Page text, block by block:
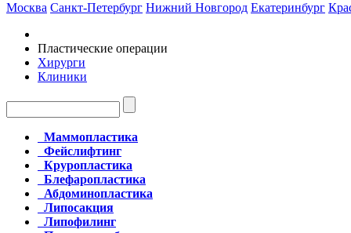
Москва Санкт-Петербург Нижний Новгород Екатеринбург
Пластические операции
Хирурги
Клиники
Маммопластика
Фейслифтинг
Круропластика
Блефаропластика
Абдоминопластика
Липосакция
Липофилинг